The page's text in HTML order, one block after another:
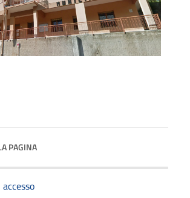
PAGINA